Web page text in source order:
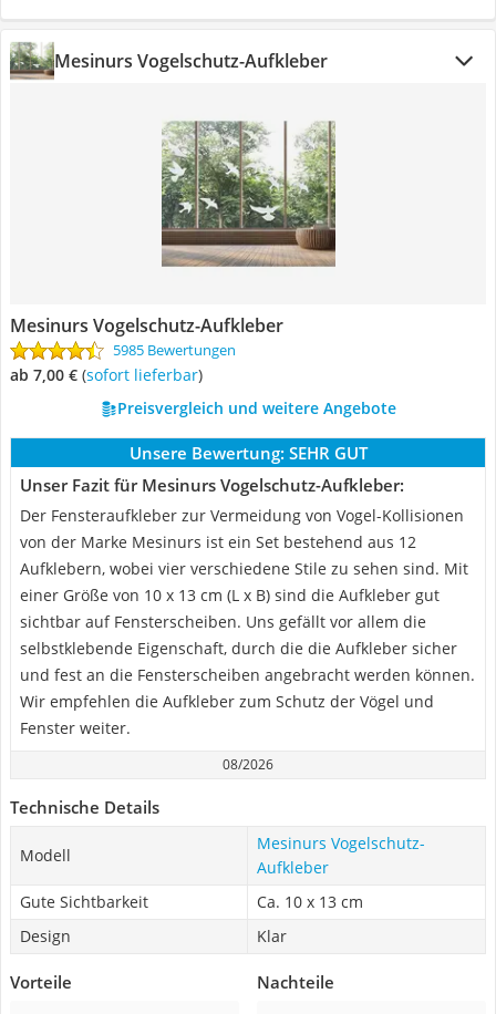
Mesinurs Vogelschutz-Aufkleber
Mesinurs Vogelschutz-Aufkleber
5985 Bewertungen
ab 7,00 € ( Sofort lieferbar)
Preisvergleich und weitere Angebote
Unsere Bewertung: SEHR GUT
Unser Fazit für Mesinurs Vogelschutz-Aufkleber:
Der Fensteraufkleber zur Vermeidung von Vogel-Kollisionen
von der Marke Mesinurs ist ein Set bestehend aus 12
Aufklebern, wobei vier verschiedene Stile zu sehen sind. Mit
einer Größe von 10 x 13 cm (L x B) sind die Aufkleber gut
sichtbar auf Fensterscheiben. Uns gefällt vor allem die
selbstklebende Eigenschaft, durch die die Aufkleber sicher
und fest an die Fensterscheiben angebracht werden können.
Wir empfehlen die Aufkleber zum Schutz der Vögel und
Fenster weiter.
08/2026
Technische Details
Modell
Mesinurs Vogelschutz-
Aufkleber
Gute Sichtbarkeit
Ca. 10 x 13 cm
Design
Klar
Vorteile Nachteile